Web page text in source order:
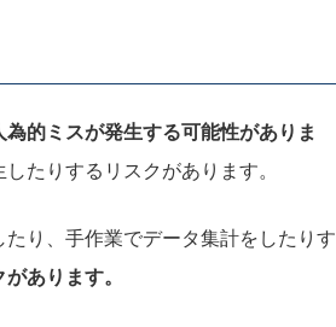
的ミスが発生する可能性がありま
たりするリスクがあります。
り、手作業でデータ集計をしたりす
あります。